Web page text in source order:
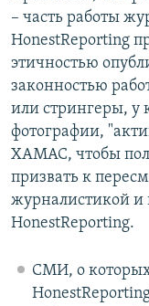
– часть работы
HonestReporting
этичностью
законностью
или стрингеры,
фотографии,
ХАМАС, чтобы
призвать к
журналистикой и
HonestReporting.
СМИ, о